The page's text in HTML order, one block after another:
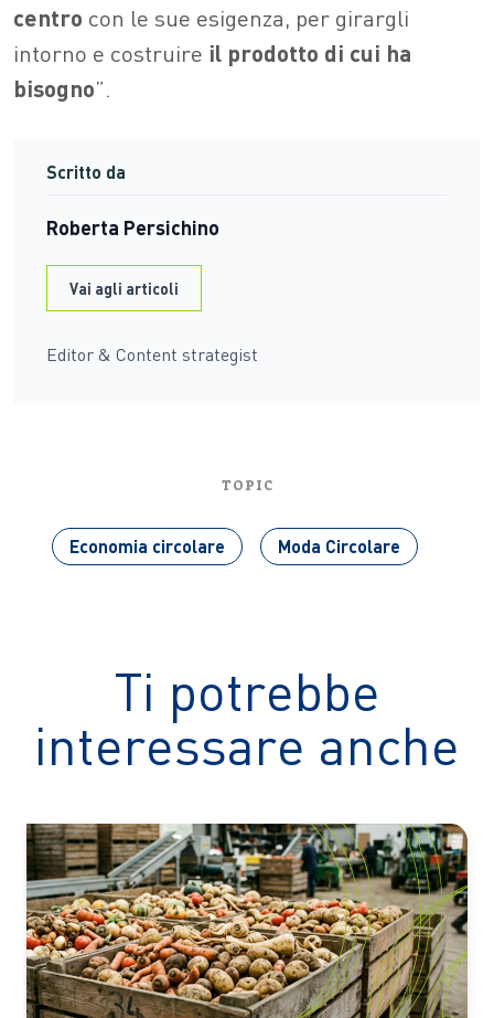
centro con le sue esigenza, per girargli
intorno e costruire il prodotto di cui ha
bisogno”.
Scritto da
Roberta Persichino
Vai agli articoli
Editor & Content strategist
TOPIC
Economia circolare Moda Circolare
Ti potrebbe
interessare anche